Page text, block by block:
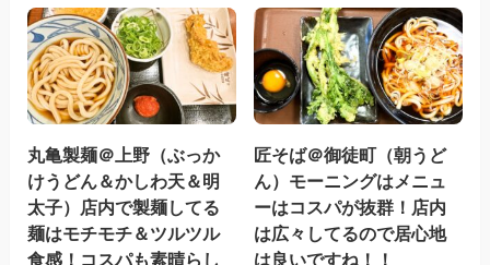
丸亀製麺＠上野（ぶっか
けうどん＆かしわ天＆明
太子）店内で製麺してる
麺はモチモチ＆ツルツル
食感！コスパも素晴らし
匠そば＠御徒町（朝うど
ん）モーニングはメニュ
ーはコスパが抜群！店内
は広々してるので居心地
は良いですね！！